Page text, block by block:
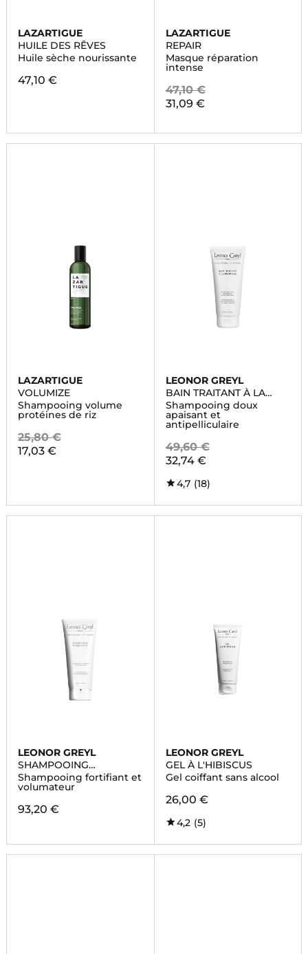
LAZARTIGUE
HUILE DES RÊVES
Huile sèche nourissante
47,10 €
LAZARTIGUE
REPAIR
Masque réparation
intense
47,10 €
31,09 €
LAZARTIGUE
VOLUMIZE
Shampooing volume
protéines de riz
25,80 €
17,03 €
LEONOR GREYL
BAIN TRAITANT À LA
PROPOLIS
Shampooing doux
apaisant et
antipelliculaire
49,60 €
32,74 €
4,7 (18)
LEONOR GREYL
SHAMPOOING
ÉNERGISANT
Shampooing fortifiant et
volumateur
93,20 €
LEONOR GREYL
GEL À L'HIBISCUS
Gel coiffant sans alcool
26,00 €
4,2 (5)